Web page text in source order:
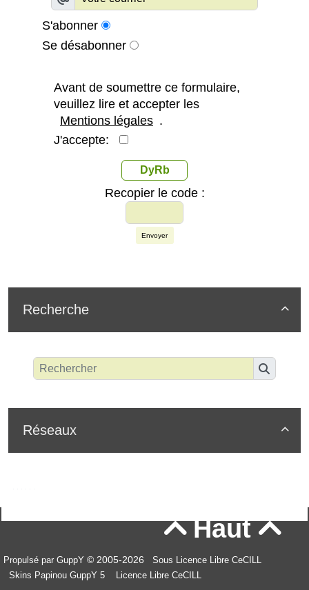
S'abonner
Se désabonner
Avant de soumettre ce formulaire,
veuillez lire et accepter les
Mentions légales .
J'accepte:
DyRb
Recopier le code :
Envoyer

Recherche

Réseaux
Haut
Propulsé par GuppY © 2005-2026
Sous Licence Libre CeCILL
Skins Papinou GuppY 5
Licence Libre CeCILL